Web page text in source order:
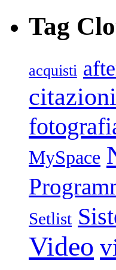
Tag
acquisti
citazioni
MySpace
Setlist
Video